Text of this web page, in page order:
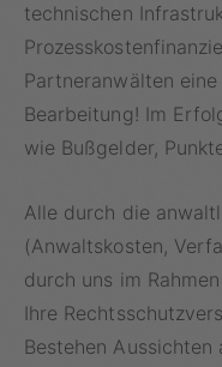
technischen
Partneranwälten
Bearbeitung! Im
wie Bußgelder,
Alle durch die
(Anwaltskosten,
durch uns im
Ihre
Bestehen